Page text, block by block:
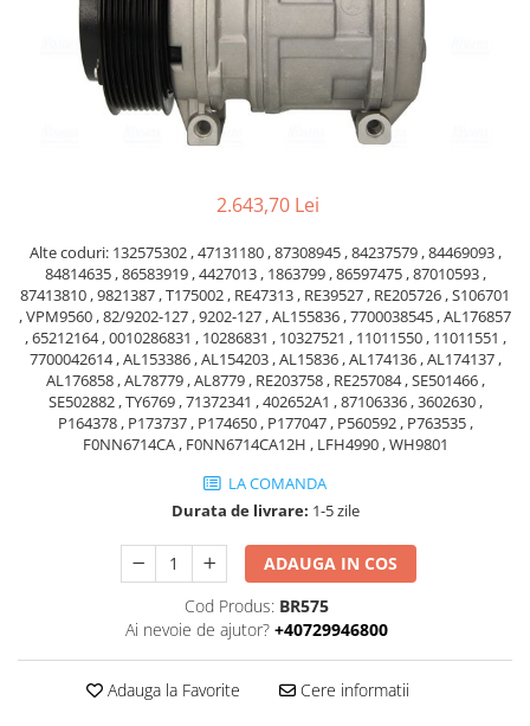
Punti - axe
Diverse piese transmisie
Piese ambreiaj
Angrenaje transmisie
Disc frictiune
Roti
Roti teren accidentat
Roti non-marking
Piulite roata
Butuc roata
Pompa combustibil
Pompa de apa
Radiator racire ulei hidraulic
Piese motor Yanmar
Piese Fiat
Piese Snorkel
Piese utilaje Fendt
Piese Case IH
Piese Dana Spicer
Filtre Hifi
Piese Skyjack
Piese Bobcat
Piese Hyundai
Piese Lombardini
Piese Linde
2.643,70 Lei
Alte coduri: 132575302 , 47131180 , 87308945 , 84237579 , 84469093 ,
84814635 , 86583919 , 4427013 , 1863799 , 86597475 , 87010593 ,
87413810 , 9821387 , T175002 , RE47313 , RE39527 , RE205726 , S106701
, VPM9560 , 82/9202-127 , 9202-127 , AL155836 , 7700038545 , AL176857
, 65212164 , 0010286831 , 10286831 , 10327521 , 11011550 , 11011551 ,
7700042614 , AL153386 , AL154203 , AL15836 , AL174136 , AL174137 ,
AL176858 , AL78779 , AL8779 , RE203758 , RE257084 , SE501466 ,
SE502882 , TY6769 , 71372341 , 402652A1 , 87106336 , 3602630 ,
P164378 , P173737 , P174650 , P177047 , P560592 , P763535 ,
F0NN6714CA , F0NN6714CA12H , LFH4990 , WH9801
LA COMANDA
Durata de livrare: 1-5 zile
ADAUGA IN COS
Cod Produs: BR575
Ai nevoie de ajutor? +40729946800
Adauga la Favorite Cere informatii